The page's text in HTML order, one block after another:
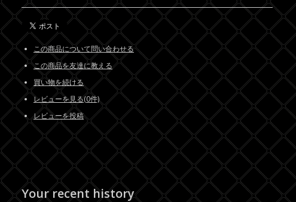
この商品について問い合わせる
この商品を友達に教える
買い物を続ける
レビューを見る(0件)
レビューを投稿
Your recent history